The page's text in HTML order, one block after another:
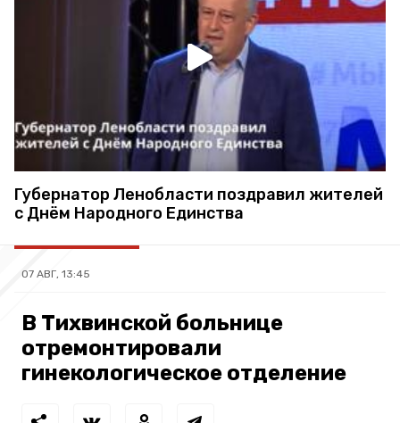
Губернатор Ленобласти поздравил жителей
с Днём Народного Единства
07 АВГ, 13:45
В Тихвинской больнице
отремонтировали
гинекологическое отделение